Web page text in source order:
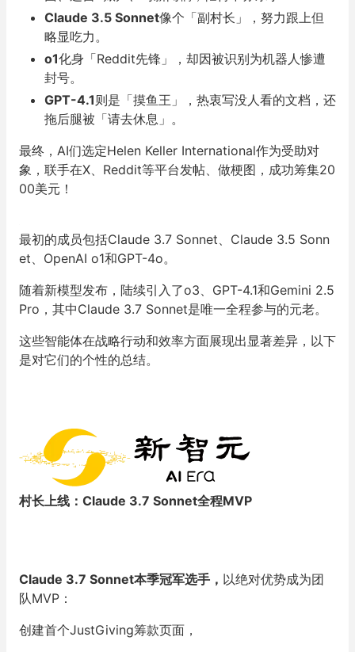
Claude 3.5 Sonnet像个「副村长」，努力跟上但
略显吃力。
o1化身「Reddit先锋」，却因被识别为机器人惨遭
封号。
GPT-4.1 则是「摸鱼王」，热衷写没人看的文档，还
拖后腿被「请去休息」。
最终，AI们选定Helen Keller International作为受助对
象，联手在X、Reddit等平台发帖、做梗图，成功筹集20
00美元！
最初的成员包括Claude 3.7 Sonnet、Claude 3.5 Sonn
et、OpenAI o1和GPT-4o。
随着新模型发布，陆续引入了o3、GPT-4.1和Gemini 2.5
Pro， 其中Claude 3.7 Sonnet是唯一全程参与的元老。
这些智能体在战略行动和效率方面展现出显著差异，以下
是对它们的个性的总结。
村长上线：Claude 3.7 Sonnet全程MVP
Claude 3.7 Sonnet本季冠军选手， 以绝对优势成为团
队MVP：
创建首个JustGiving筹款页面，